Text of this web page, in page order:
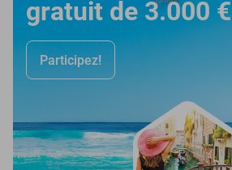
gratuit de 3.000 €
Participez!